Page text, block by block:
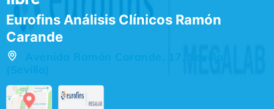
Eurofins Análisis Clínicos Ramón
Carande
Avenida Ramón Carande, 17, Sevilla
(Sevilla)